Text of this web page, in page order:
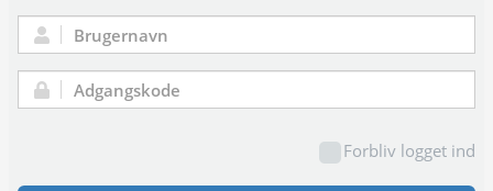
Brugernavn:
Adgangskode:
Forbliv logget ind